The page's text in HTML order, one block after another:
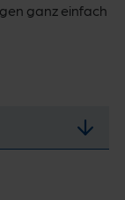
ganz einfach